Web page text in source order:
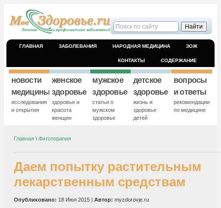
ГЛАВНАЯ ЗАБОЛЕВАНИЯ НАРОДНАЯ МЕДИЦИНА ЗОЖ
КОНТАКТЫ СОДЕРЖАНИЕ
новости
медицины
исследования
и открытия
женское
здоровье
здоровье и
красота
женщин
мужское
здоровье
статьи о
мужском
здоровье
детское
здоровье
жизнь и
здоровье
детей
вопросы
и ответы
рекомендации
по медицине
Главная \ Фитотерапия
Даем попытку растительным
лекарственным средствам
Опубликовано: 18 Июл 2015 | Автор: myzdorovje.ru